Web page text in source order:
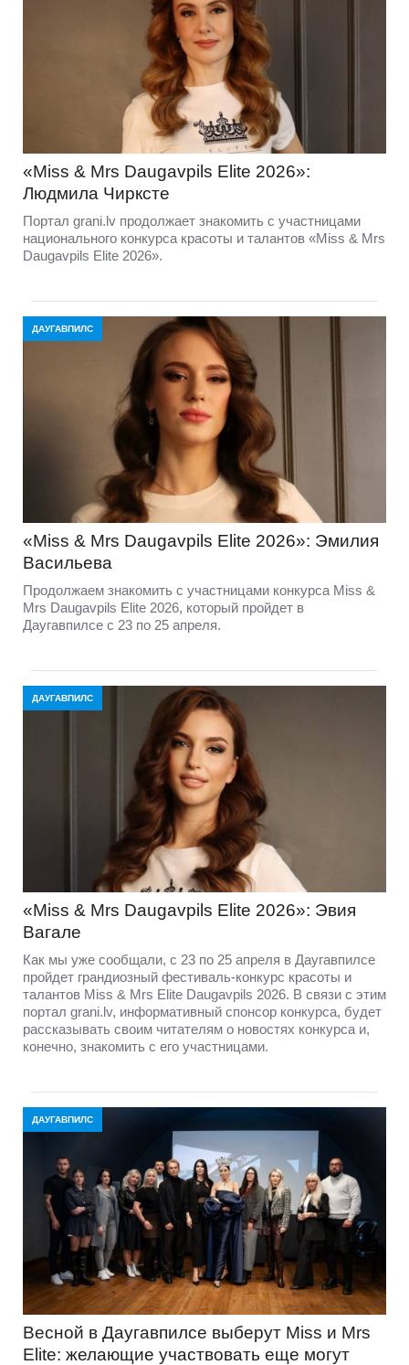
«Miss & Mrs Daugavpils Elite 2026»:
Людмила Чирксте
Портал grani.lv продолжает знакомить с участницами
национального конкурса красоты и талантов «Miss & Mrs
Daugavpils Elite 2026».
ДАУГАВПИЛС
«Miss & Mrs Daugavpils Elite 2026»: Эмилия
Васильева
Продолжаем знакомить с участницами конкурса Miss &
Mrs Daugavpils Elite 2026, который пройдет в
Даугавпилсе с 23 по 25 апреля.
ДАУГАВПИЛС
«Miss & Mrs Daugavpils Elite 2026»: Эвия
Вагале
Как мы уже сообщали, с 23 по 25 апреля в Даугавпилсе
пройдет грандиозный фестиваль-конкурс красоты и
талантов Miss & Mrs Elite Daugavpils 2026. В связи с этим
портал grani.lv, информативный спонсор конкурса, будет
рассказывать своим читателям о новостях конкурса и,
конечно, знакомить с его участницами.
ДАУГАВПИЛС
Весной в Даугавпилсе выберут Miss и Mrs
Elite: желающие участвовать еще могут